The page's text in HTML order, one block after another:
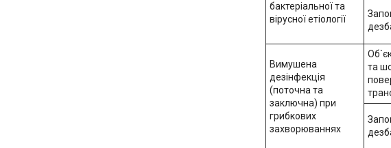
бактеріальної та
вірусної етіології
Вимушена
дезінфекція
(поточна та
заключна) при
грибкових
захворюваннях
та